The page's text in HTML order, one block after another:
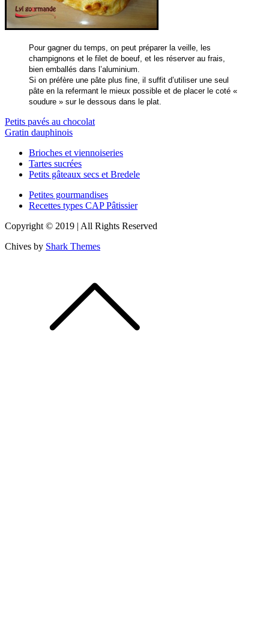
Pour gagner du temps, on peut préparer la veille, les
champignons et le filet de boeuf, et les réserver au frais,
bien emballés dans l’aluminium.
Si on préfère une pâte plus fine, il suffit d’utiliser une seul
pâte en la refermant le mieux possible et de placer le coté «
soudure » sur le dessous dans le plat.
Navigation
de
l’article
Petits pavés au chocolat
Gratin dauphinois
Brioches et viennoiseries
Tartes sucrées
Petits gâteaux secs et Bredele
Petites gourmandises
Recettes types CAP Pâtissier
Copyright © 2019 | All Rights Reserved
Chives by Shark Themes